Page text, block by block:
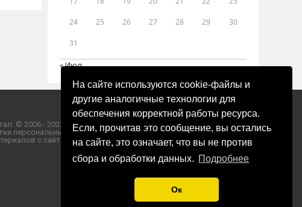
На сайте используются cookie-файлы и
другие аналогичные технологии для
обеспечения корректной работы ресурса.
Если, прочитав это сообщение, вы остались
на сайте, это означает, что вы не против
сбора и обработки данных. Подробнее
Ок
24 25 26 27 28 29 30
31
« Июл
© 2006 - 2023 ООО «Пресса-Том».
персональных данных ООО «Пресса-Том».
с сайта «ЗОРИ ПЛЮС».